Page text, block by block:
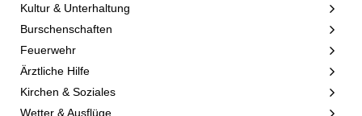
Kultur & Unterhaltung
Burschenschaften
Feuerwehr
Ärztliche Hilfe
Kirchen & Soziales
Wetter & Ausflüge